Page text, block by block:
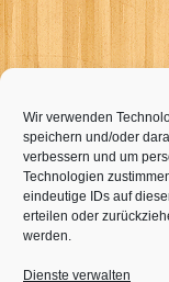
Wir verwenden
speichern und/oder
verbessern und um
Technologien
eindeutige IDs auf
erteilen oder
werden.
Dienste verwalten